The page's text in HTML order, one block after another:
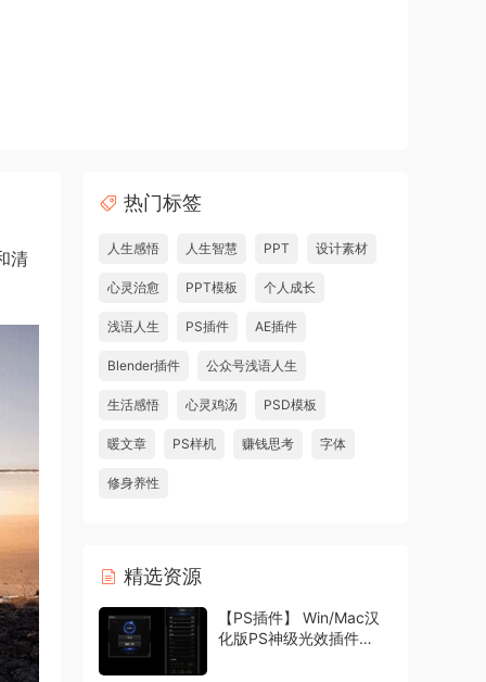
清
热门标签
人生感悟 人生智慧 PPT 设计素材
心灵治愈 PPT模板 个人成长
浅语人生 PS插件 AE插件
Blender插件 公众号浅语人生
生活感悟 心灵鸡汤 PSD模板
暖文章 PS样机 赚钱思考 字体
修身养性
精选资源
【PS插件】 Win/Mac汉
化版PS神级光效插件